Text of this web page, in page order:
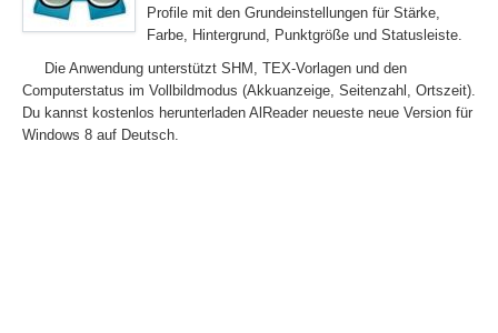
Profile mit den Grundeinstellungen für Stärke,
Farbe, Hintergrund, Punktgröße und Statusleiste.
Die Anwendung unterstützt SHM, TEX-Vorlagen und den
Computerstatus im Vollbildmodus (Akkuanzeige, Seitenzahl, Ortszeit).
Du kannst kostenlos herunterladen AlReader neueste neue Version für
Windows 8 auf Deutsch.